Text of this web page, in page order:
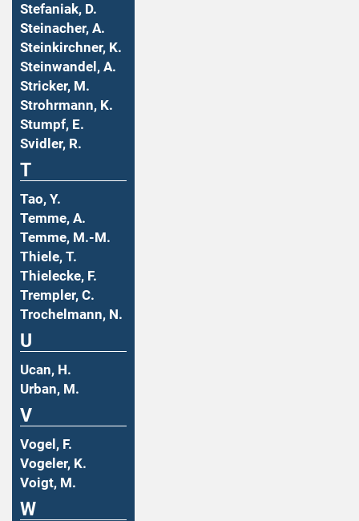
Stefaniak, D.
Steinacher, A.
Steinkirchner, K.
Steinwandel, A.
Stricker, M.
Strohrmann, K.
Stumpf, E.
Svidler, R.
T
Tao, Y.
Temme, A.
Temme, M.-M.
Thiele, T.
Thielecke, F.
Trempler, C.
Trochelmann, N.
U
Ucan, H.
Urban, M.
V
Vogel, F.
Vogeler, K.
Voigt, M.
W